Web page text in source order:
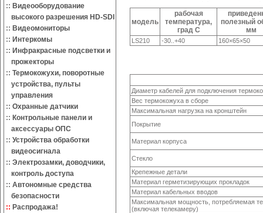
:: Видеооборудование
высокого разрешения HD-SDI
:: Видеомониторы
:: Интеркомы
:: Инфракрасные подсветки и
прожекторы
:: Термокожухи, поворотные
устройства, пульты
управления
:: Охранные датчики
:: Контрольные панели и
аксессуары ОПС
:: Устройства обработки
видеосигнала
:: Электрозамки, доводчики,
контроль доступа
:: Автономные средства
безопасности
:: Распродажа!
модель
рабочая
температура,
град С
полезный
мм
LS210 -30..+40 160×65×50
Диаметр кабелей для подключения
Вес термокожуха в сборе
Максимальная нагрузка на кронштейн
Покрытие
Материал корпуса
Стекло
Крепежные детали
Материал герметизирующих прокладок
Материал кабельных вводов
Максимальная мощность, потребляемая
(включая телекамеру)